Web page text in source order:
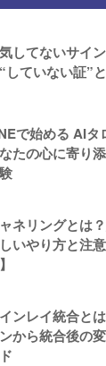
してないサイ
していない証”
で始める AIタ
たの心に寄り
ネリングとは
いやり方と注
ンレイ統合と
から統合後の